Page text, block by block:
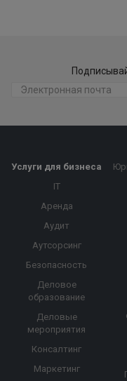
Услуги для бизнеса
IT
Аренда
Аудит
Аутсорсинг
Безопасность
Деловое
образование
Деловые
мероприятия
Консалтинг
Маркетинг